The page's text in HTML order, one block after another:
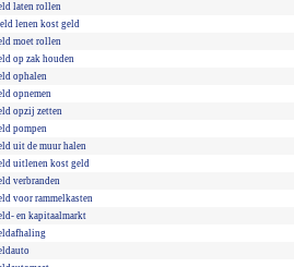
laten rollen
lenen kost geld
moet rollen
op zak houden
ophalen
opnemen
opzij zetten
pompen
uit de muur halen
uitlenen kost geld
verbranden
voor rammelkasten
en kapitaalmarkt